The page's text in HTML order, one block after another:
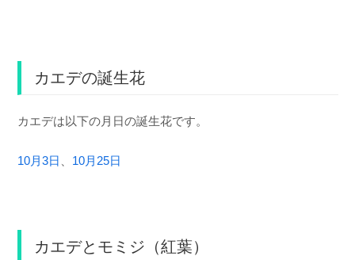
カエデの誕生花
カエデは以下の月日の誕生花です。
10月3日 10月25日
カエデとモミジ（紅葉）